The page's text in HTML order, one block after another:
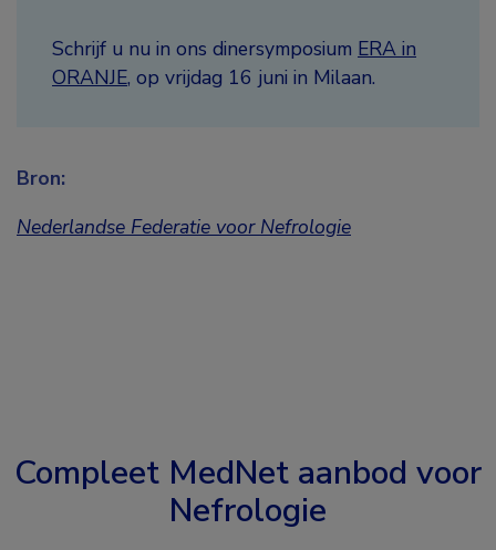
Schrijf u nu in ons dinersymposium ERA in
ORANJE, op vrijdag 16 juni in Milaan.
Bron:
Nederlandse Federatie voor Nefrologie
Compleet MedNet aanbod voor
Nefrologie